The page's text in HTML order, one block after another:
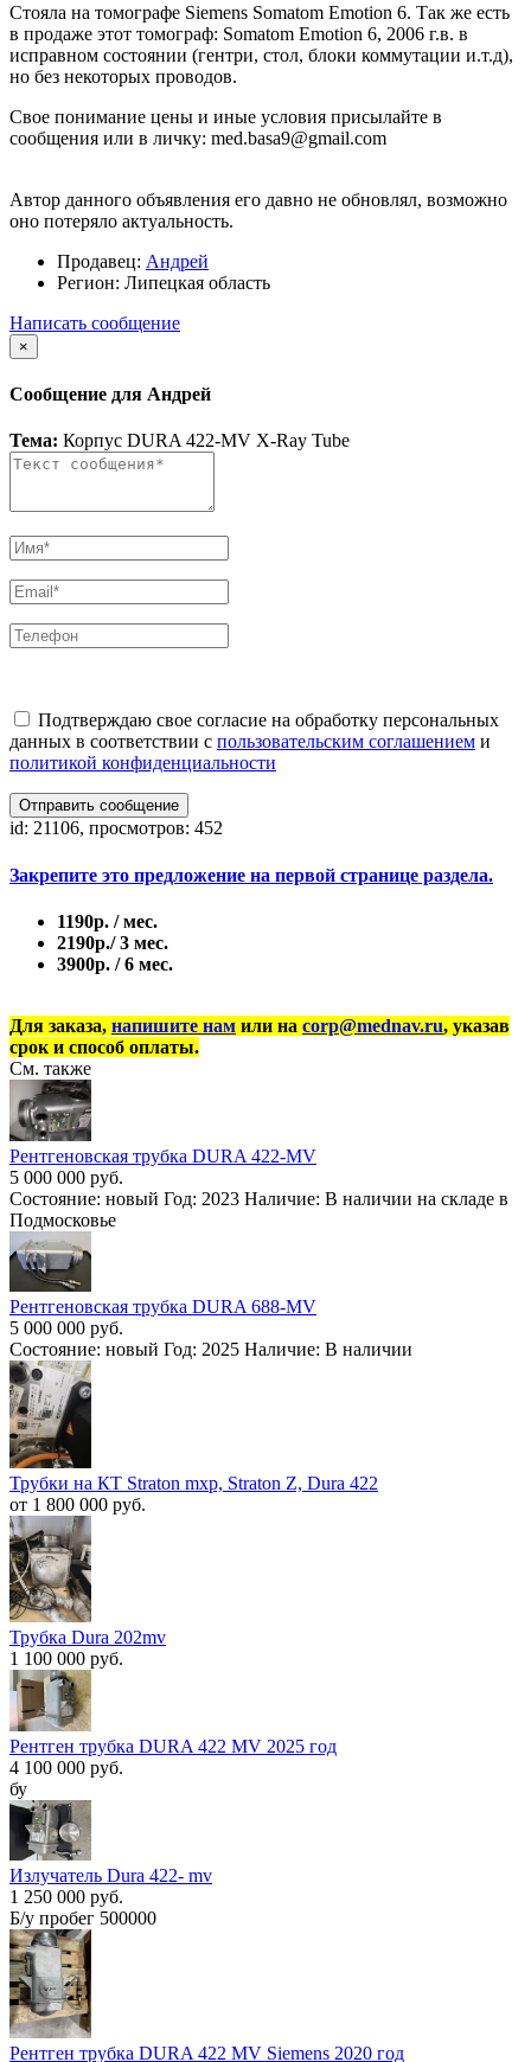
Стояла на томографе Siemens Somatom Emotion 6. Так же есть
в продаже этот томограф: Somatom Emotion 6, 2006 г.в. в
исправном состоянии (гентри, стол, блоки коммутации и.т.д),
но без некоторых проводов.
Свое понимание цены и иные условия присылайте в
сообщения или в личку: med.basa9@gmail.com
Автор данного объявления его давно не обновлял, возможно
оно потеряло актуальность.
Продавец: Андрей
Регион: Липецкая область
Написать сообщение
×
Сообщение для Андрей
Тема: Корпус DURA 422-MV X-Ray Tube
Подтверждаю свое согласие на обработку персональных
данных в соответствии с пользовательским соглашением и
политикой конфиденциальности
Отправить сообщение
id: 21106, просмотров: 452
Закрепите это предложение на первой странице раздела.
1190р. / мес.
2190р./ 3 мес.
3900р. / 6 мес.
Для заказа, напишите нам или на corp@mednav.ru, указав
срок и способ оплаты.
См. также
Рентгеновская трубка DURA 422-MV
5 000 000 руб.
Состояние: новый Год: 2023 Наличие: В наличии на складе в
Подмосковье
Рентгеновская трубка DURA 688-MV
5 000 000 руб.
Состояние: новый Год: 2025 Наличие: В наличии
Трубки на КТ Straton mxp, Straton Z, Dura 422
от 1 800 000 руб.
Трубка Dura 202mv
1 100 000 руб.
Рентген трубка DURA 422 MV 2025 год
4 100 000 руб.
бу
Излучатель Dura 422- mv
1 250 000 руб.
Б/у пробег 500000
Рентген трубка DURA 422 MV Siemens 2020 год